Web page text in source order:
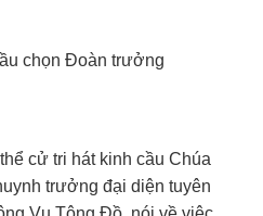
cử tri hát kinh cầu Chúa
trưởng đại diện tuyên